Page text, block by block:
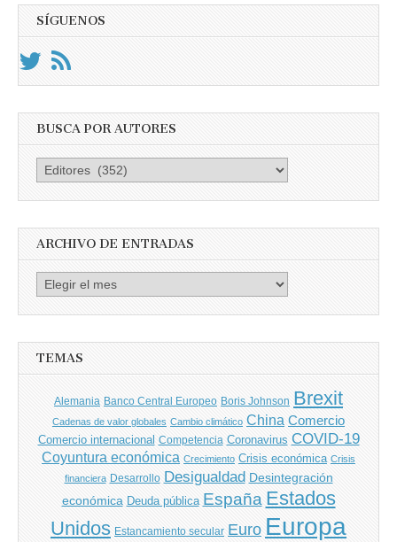
SÍGUENOS
BUSCA POR AUTORES
Busca
ARCHIVO DE ENTRADAS
Archivo
TEMAS
Alemania Banco Central Europeo Boris Johnson Brexit
Cadenas de valor globales Cambio climático China Comercio
Comercio internacional Competencia Coronavirus COVID-19
Coyuntura económica Crecimiento Crisis económica Crisis
financiera
Desarrollo Desigualdad Desintegración
económica Deuda pública España Estados
Unidos Estancamiento secular Euro Europa